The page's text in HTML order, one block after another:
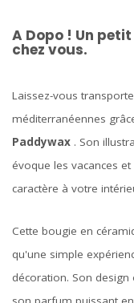
A Dopo ! Un
chez vous.
Laissez-vous
méditerranéennes
Paddywax . Son
évoque les vacances
caractère à votre
Cette bougie en
qu'une simple
décoration. Son